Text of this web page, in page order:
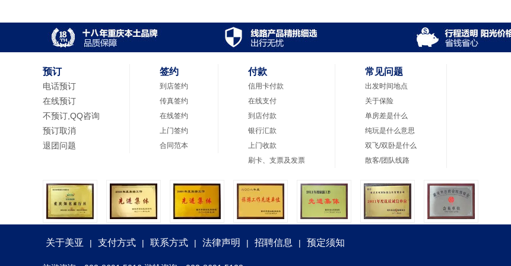
预订
电话预订
在线预订
不预订,QQ咨询
预订取消
退团问题
签约
到店签约
传真签约
在线签约
上门签约
合同范本
付款
信用卡付款
在线支付
到店付款
银行汇款
上门收款
刷卡、支票及发票
常见问题
出发时间地点
关于保险
单房差是什么
纯玩是什么意思
双飞/双卧是什么
散客/团队线路
关于美亚 | 支付方式 | 联系方式 | 法律声明 | 招聘信息 | 预定须知